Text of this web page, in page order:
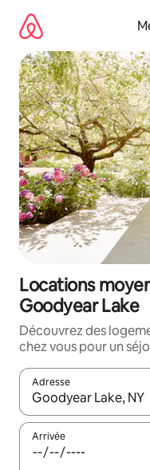
directement
contenu
Locations
Goodyear Lake
Découvrez des
chez vous pour un
Adresse
Lorsque les résultats
Arrivée